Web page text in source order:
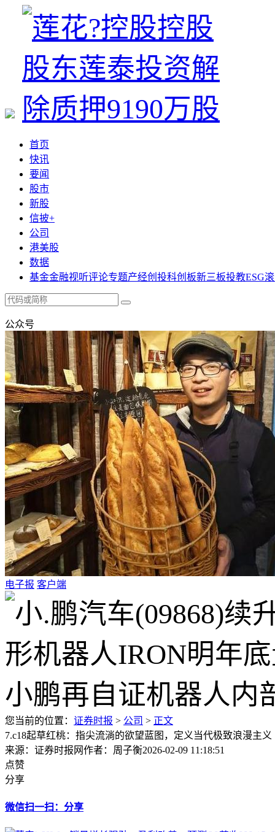
首页
快讯
要闻
股市
新股
信披+
公司
港美股
数据
基金金融视听评论专题产经创投科创板新三板投教ESG
公众号
电子报 客户端
您当前的位置： 证券时报 > 公司 > 正文
7.c18起草红桃：指尖流淌的欲望蓝图，定义当代极致浪漫主义
来源：证券时报网作者：周子衡2026-02-09 11:18:51
点赞
分享
微信扫一扫：分享